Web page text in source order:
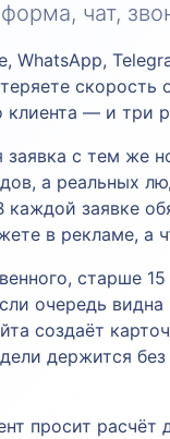
чат,
WhatsApp,
клиента — и три
с тем же
а реальных
заявке
в рекламе,
старше
очередь
создаёт
держится
просит